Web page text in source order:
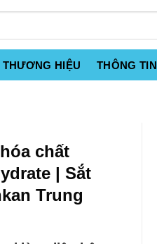
THƯƠNG HIỆU THÔNG TIN
chất
| Sắt
Trung